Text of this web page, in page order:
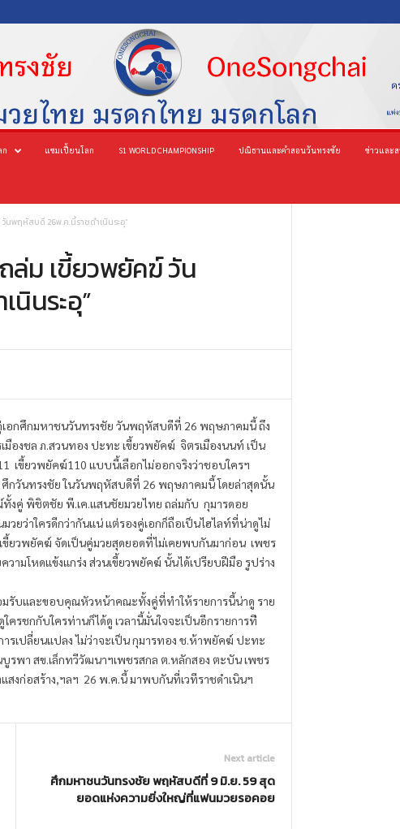
ก แชมเปี้ยนโลก S1 WORLD CHAMPIONSHIP ปณิธานและคำสอนวันทรงชัย ข่าวและ
นพฤหัสบดี 26พ.ค.นี้ราชดำเนินระอุ”
ล่ม เขี้ยวพยัคฆ์ วัน
นินระอุ”
อกศึกมหาชนวันทรงชัย วันพฤหัสบดีที่ 26 พฤษภาคมนี้ ถึง
มืองชล ภ.สวนทอง ปะทะ เขี้ยวพยัคฆ์ จิตรเมืองนนท์ เป็น
เขี้ยวพยัคฆ์110 แบบนี้เลือกไม่ออกจริงว่าชอบใครฯ
กวันทรงชัย ในวันพฤหัสบดีที่ 26 พฤษภาคมนี้ โดยล่าสุดนั้น
ทั้งคู่ พิชิตชัย พี.เค.แสนชัยมวยไทย ถล่มกับ กุมารดอย
วยว่าใครดีกว่ากันแน่ แต่รองคู่เอกก็ถือเป็นไฮไลท์ที่น่าดูไม่
ยวพยัคฆ์ จัดเป็นคู่มวยสุดยอดที่ไม่เคยพบกันมาก่อน เพชร
วามโหดแข้งแกร่ง ส่วนเขี้ยวพยัคฆ์ นั้นได้เปรียบฝีมือ รูปร่าง
มรับและขอบคุณหัวหน้าคณะทั้งคู่ที่ทำให้รายการนี้น่าดู ราย
ครชกกับใครท่านก็ได้ดู เวลานี้มั่นใจจะเป็นอีกรายการที
ารเปลี่ยนแปลง ไม่ว่าจะเป็น กุมารทอง ช.ห้าพยัคฆ์ ปะทะ
รพา สข.เล็กทวีวัฒนาฯเพชรสกล ต.หลักสอง ตะบัน เพชร
งก่อสร้าง,ฯลฯ 26 พ.ค.นี้ มาพบกันที่เวทีราชดำเนินฯ
Next article
ศึกมหาชนวันทรงชัย พฤหัสบดีที่ 9 มิ.ย. 59 สุด
ยอดแห่งความยิ่งใหญ่ที่แฟนมวยรอคอย